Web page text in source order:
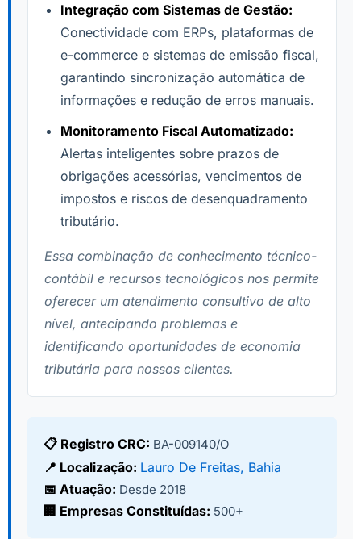
Integração com Sistemas de Gestão:
Conectividade com ERPs, plataformas de
e-commerce e sistemas de emissão fiscal,
garantindo sincronização automática de
informações e redução de erros manuais.
Monitoramento Fiscal Automatizado:
Alertas inteligentes sobre prazos de
obrigações acessórias, vencimentos de
impostos e riscos de desenquadramento
tributário.
Essa combinação de conhecimento técnico-
contábil e recursos tecnológicos nos permite
oferecer um atendimento consultivo de alto
nível, antecipando problemas e
identificando oportunidades de economia
tributária para nossos clientes.
📋 Registro CRC: BA-009140/O
📍 Localização: Lauro De Freitas, Bahia
📅 Atuação: Desde 2018
🏢 Empresas Constituídas: 500+